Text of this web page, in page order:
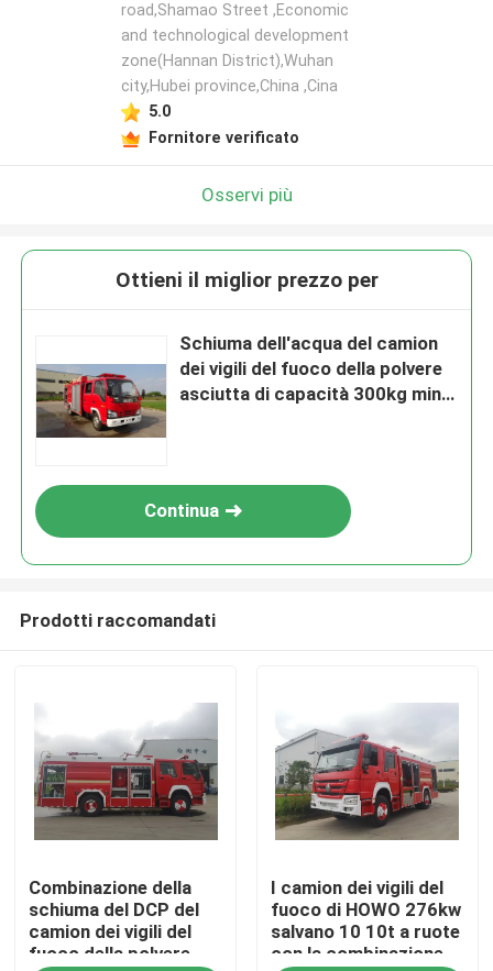
Casa
Prodotti
Circa noi
road,Shamao Street ,Economic
and technological development
zone(Hannan District),Wuhan
city,Hubei province,China ,Cina
5.0
Fornitore verificato
Osservi più
Ottieni il miglior prezzo per
Schiuma dell'acqua del camion
dei vigili del fuoco della polvere
asciutta di capacità 300kg mini
Continua
Prodotti raccomandati
Combinazione della
schiuma del DCP del
camion dei vigili del
fuoco della polvere
I camion dei vigili del
fuoco di HOWO 276kw
salvano 10 10t a ruote
con la combinazione